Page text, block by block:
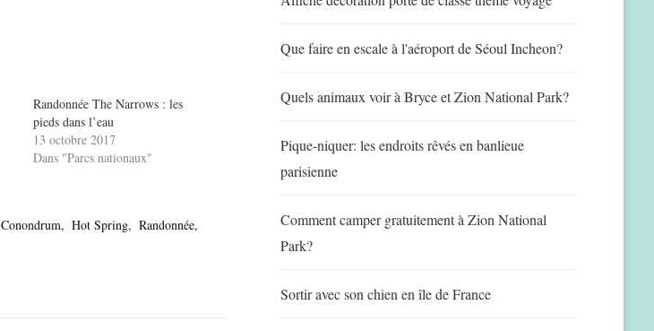
Randonnée The Narrows : les
pieds dans l’eau
13 octobre 2017
Dans "Parcs nationaux"
Conondrum Hot Spring
Randonnée
Que faire en escale à l'aéroport de Séoul Incheon?
Quels animaux voir à Bryce et Zion National Park?
Pique-niquer: les endroits rêvés en banlieue
parisienne
Comment camper gratuitement à Zion National
Park?
Sortir avec son chien en île de France